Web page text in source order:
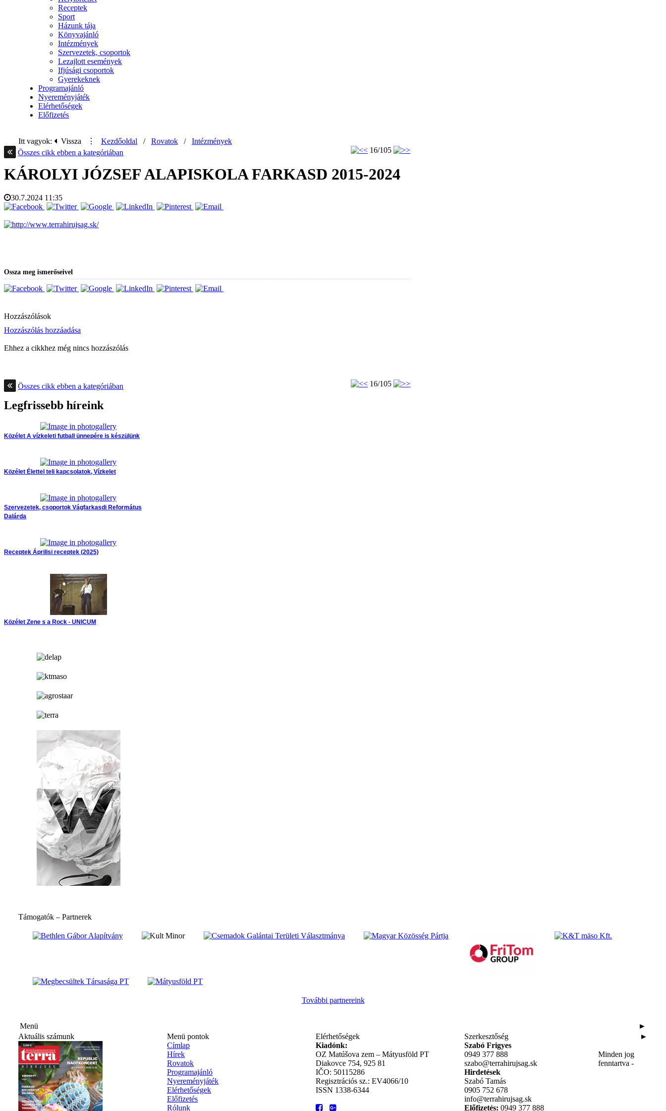
Receptek
Sport
Házunk tája
Könyvajánló
Intézmények
Szervezetek, csoportok
Lezajlott események
Ifjúsági csoportok
Gyerekeknek
Programajánló
Nyereményjáték
Elérhetőségek
Előfizetés
Itt vagyok: Vissza ⋮ Kezdőoldal / Rovatok /
Intézmények
Összes cikk ebben a kategóriában
16/105
KÁROLYI JÓZSEF ALAPISKOLA FARKASD 2015-2024
30.7.2024 11:35
Ossza meg ismerőseivel
Hozzászólások
Hozzászólás hozzáadása
Ehhez a cikkhez még nincs hozzászólás
Összes cikk ebben a kategóriában 16/105
Legfrissebb híreink
Közélet A vízkeleti futball ünnepére is készülünk
Közélet Élettel teli kapcsolatok, Vízkelet
Szervezetek, csoportok Vágfarkasdi Református
Dalárda
Receptek Áprilisi receptek (2025)
Közélet Zene s a Rock - UNICUM
hirdetés
Támogatók – Partnerek
További partnereink
Menü
►
►
Aktuális számunk
Menü pontok
Címlap
Hírek
Rovatok
Programajánló
Nyereményjáték
Elérhetőségek
Előfizetés
Rólunk
Elérhetőségek
Kiadónk:
OZ Matúšova zem – Mátyusföld PT
Diakovce 754, 925 81
IČO: 50115286
Regisztrációs sz.: EV4066/10
ISSN 1338-6344
Szerkesztőség
Szabó Frigyes
0949 377 888
szabo@terrahirujsag.sk
Hirdetések
Szabó Tamás
0905 752 678
info@terrahirujsag.sk
Előfizetés: 0949 377 888
Minden jog
fenntartva -